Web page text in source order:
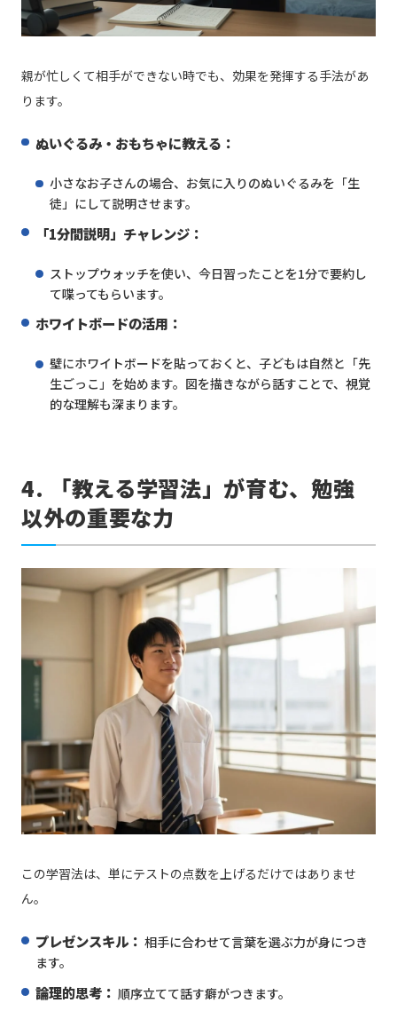
親が忙しくて相手ができない時でも、効果を発揮する手法があ
ります。
ぬいぐるみ・おもちゃに教える：
小さなお子さんの場合、お気に入りのぬいぐるみを「生
徒」にして説明させます。
「1分間説明」チャレンジ：
ストップウォッチを使い、今日習ったことを1分で要約し
て喋ってもらいます。
ホワイトボードの活用：
壁にホワイトボードを貼っておくと、子どもは自然と「先
生ごっこ」を始めます。図を描きながら話すことで、視覚
的な理解も深まります。
4. 「教える学習法」が育む、勉強
以外の重要な力
この学習法は、単にテストの点数を上げるだけではありませ
ん。
プレゼンスキル： 相手に合わせて言葉を選ぶ力が身につき
ます。
論理的思考： 順序立てて話す癖がつきます。